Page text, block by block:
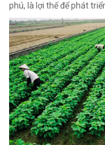
phú, là lợi thế để phát